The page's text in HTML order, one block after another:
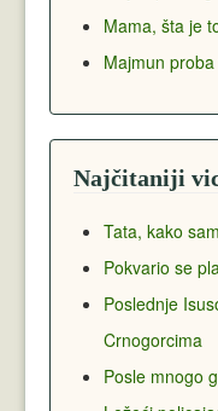
Mama, šta je
Majmun
Najčitaniji
Tata, kako
Pokvario se
Poslednje
Crnogorcima
Posle mnogo